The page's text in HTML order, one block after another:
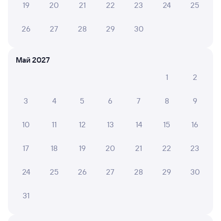
Выбор любимых мест на схемах вагонов
покупке
СМС-сопровождение до посадки в поезд
Оформление без регистрации на сайте
Что нужно, чтобы сесть в поезд?
Как поменять билет на другую дату или
Как вернуть билет?
19 20 21 22 23 24 25
26 27 28 29 30
Май 2027
1
2
3 4 5 6 7 8 9
10 11 12 13 14 15 16
17 18 19 20 21 22 23
24 25 26 27 28 29 30
31